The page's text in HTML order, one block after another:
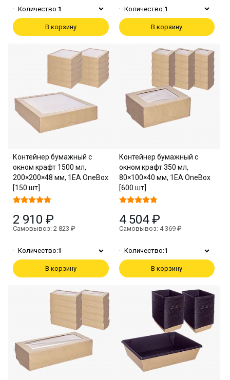
Количество:1
В корзину
Количество:1
В корзину
Контейнер бумажный с
окном крафт 1500 мл,
200×200×48 мм, 1EA OneBox
[150 шт]
2 910 ₽
Самовывоз: 2 823 ₽
Количество:1
В корзину
Контейнер бумажный с
окном крафт 350 мл,
80×100×40 мм, 1EA OneBox
[600 шт]
4 504 ₽
Самовывоз: 4 369 ₽
Количество:1
В корзину